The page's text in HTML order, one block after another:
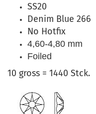
SS20
Denim Blue 266
No Hotfix
4,60-4,80 mm
Foiled
10 gross = 1440 Stck.